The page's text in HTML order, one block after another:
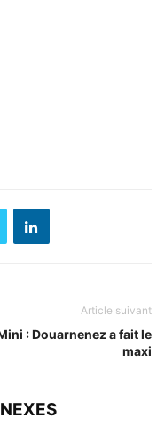
Article suivant
: Douarnenez a fait le
maxi